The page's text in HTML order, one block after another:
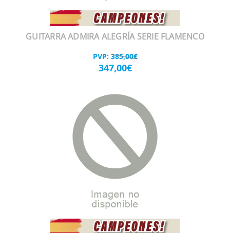
GUITARRA ADMIRA ALEGRÍA SERIE FLAMENCO
PVP: 385,00€
347,00€